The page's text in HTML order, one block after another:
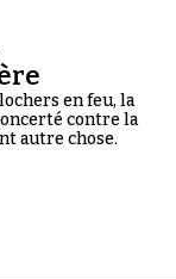
en feu, la
contre la
autre chose.